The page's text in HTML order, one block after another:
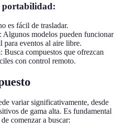
portabilidad:
es fácil de trasladar.
: Algunos modelos pueden funcionar
para eventos al aire libre.
: Busca compuestos que ofrezcan
con control remoto.
variar significativamente, desde
de gama alta. Es fundamental
comenzar a buscar: